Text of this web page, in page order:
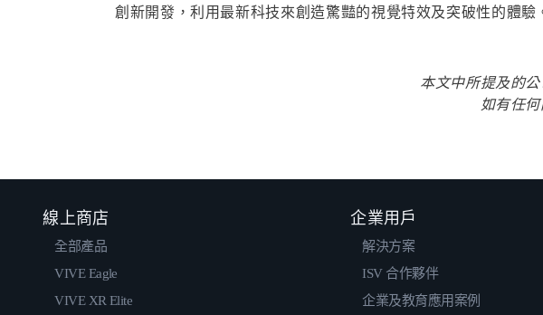
創新開發，利用最新科技來創造驚豔的視覺特效及突破性的體驗
本文中所提及的
如有任
線上商店
全部產品
VIVE Eagle
VIVE XR Elite
企業用戶
解決方案
ISV 合作夥伴
企業及教育應用案例